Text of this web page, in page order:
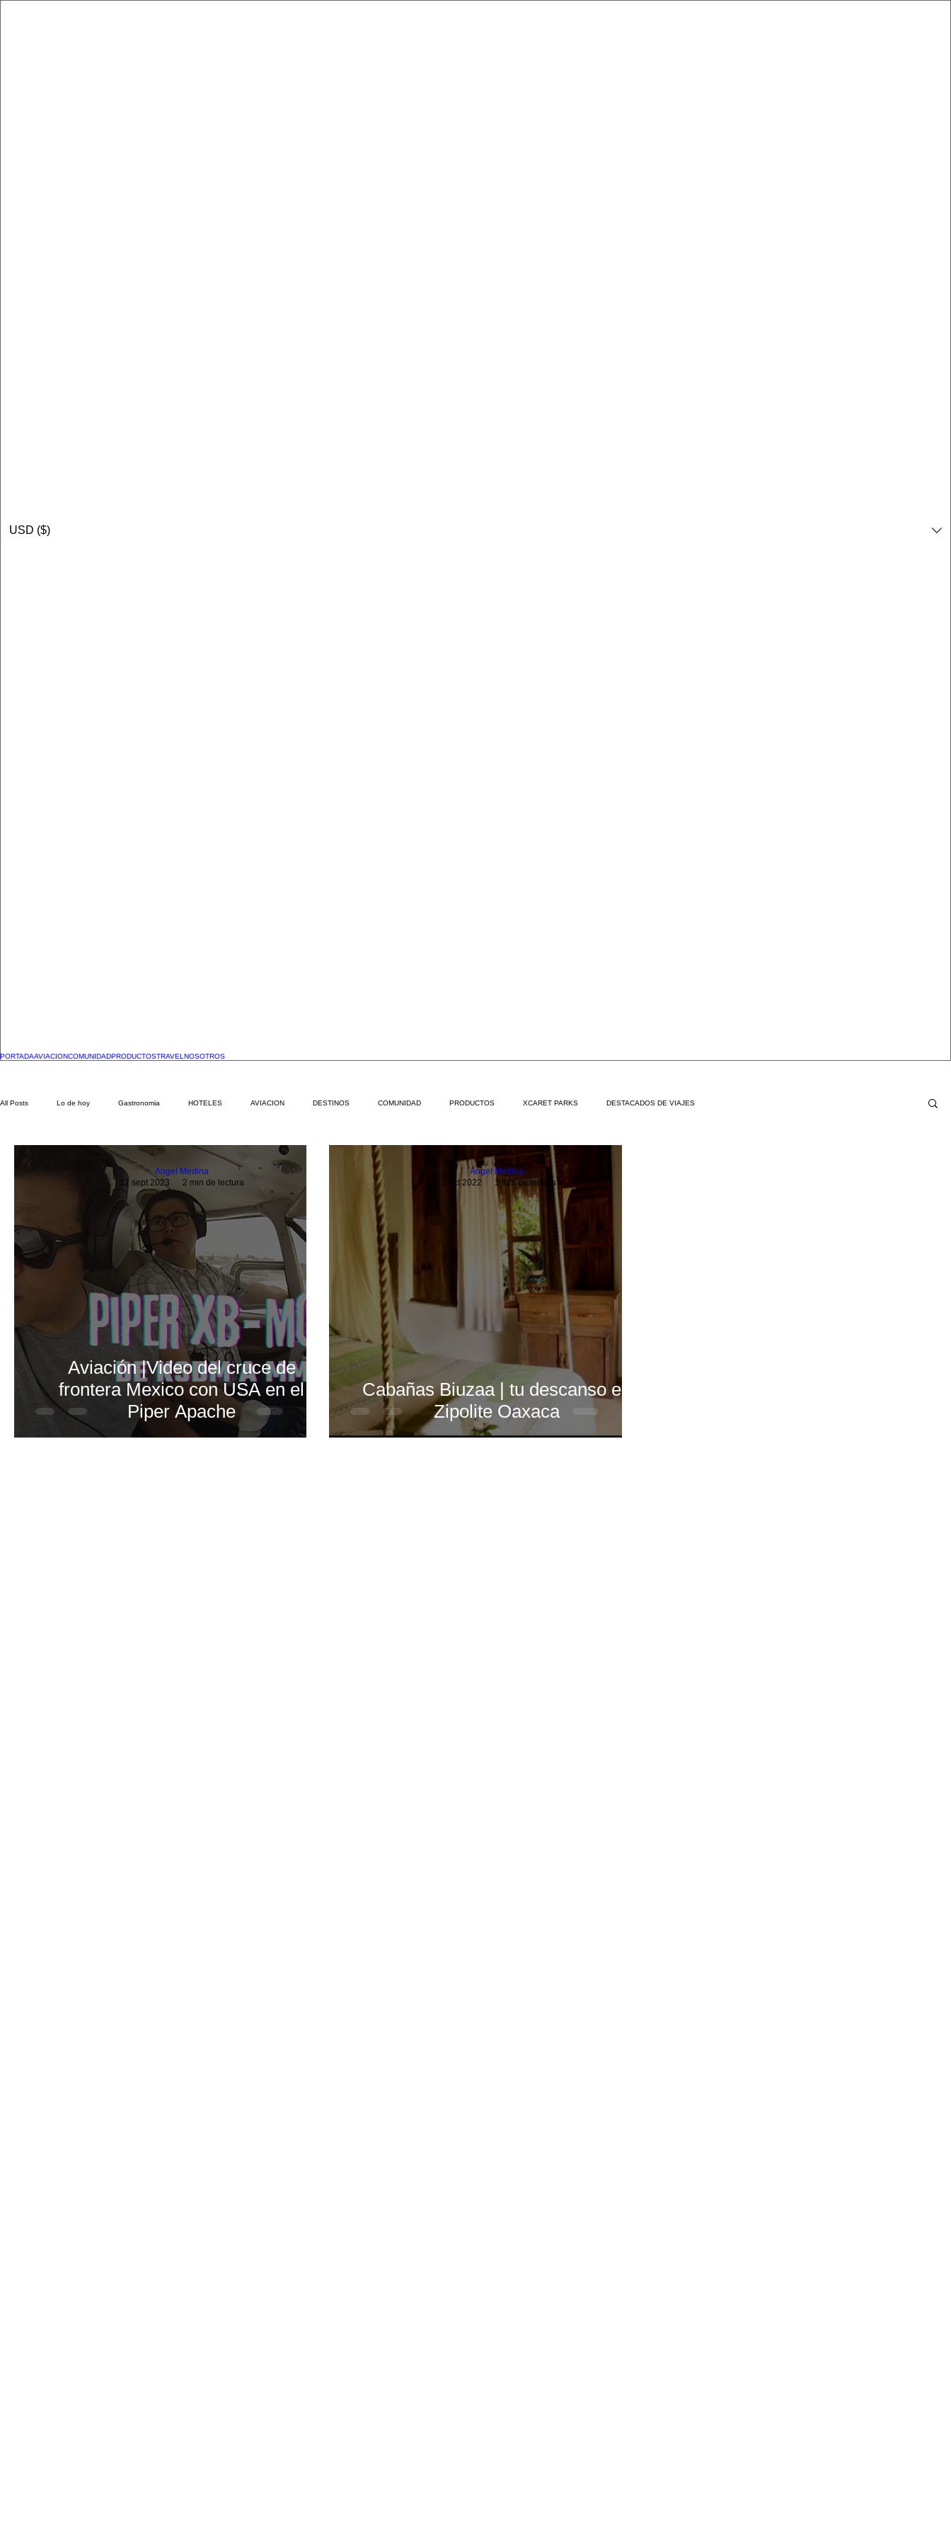
USD ($)
PORTADAAVIACIONCOMUNIDADPRODUCTOSTRAVEL NOSOTROS
All Posts Lo de hoy Gastronomia HOTELES AVIACION DESTINOS COMUNIDAD PRODUCTOS XCARET PARKS DESTACADOS DE VIAJES
Aviación |Video del cruce de
frontera Mexico con USA en el
Piper Apache
Angel Medina
12 sept 2023
2 min de lectura
Cabañas Biuzaa | tu descanso en
Zipolite Oaxaca
Angel Medina
11 oct 2022
1 min de lectura